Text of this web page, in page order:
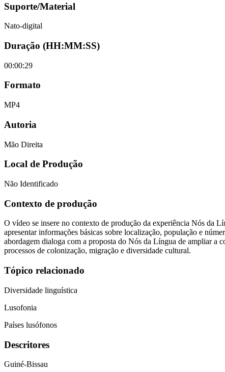
Suporte/Material
Nato-digital
Duração (HH:MM:SS)
00:00:29
Formato
MP4
Autoria
Mão Direita
Local de Produção
Não Identificado
Contexto de produção
O vídeo se insere no contexto de produção da experiência Nós da
apresentar informações básicas sobre localização, população e
abordagem dialoga com a proposta do Nós da Língua de ampliar a
processos de colonização, migração e diversidade cultural.
Tópico relacionado
Diversidade linguística
Lusofonia
Países lusófonos
Descritores
Guiné-Bissau